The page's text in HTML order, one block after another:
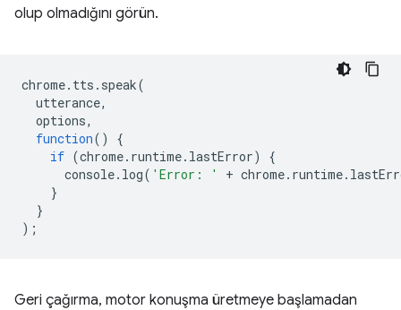
olup olmadığını görün.
chrome. tts . speak(
utterance,
options,
function()
{
if (chrome. runtime. lastError)
{
console. log( 'Error: ' + chrome. runtime.
}
}
);
Geri çağırma, motor konuşma üretmeye başlamadan